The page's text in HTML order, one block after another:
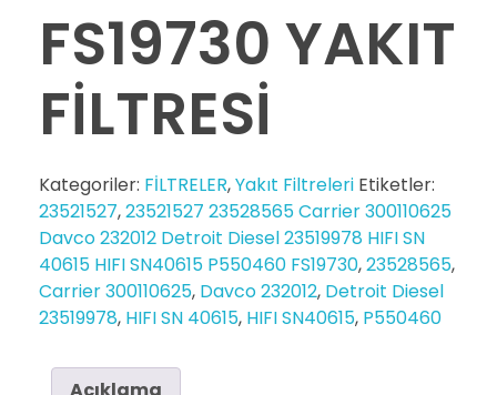
FS19730 YAKIT
FİLTRESİ
Kategoriler: FİLTRELER,Yakıt Filtreleri Etiketler:
23521527,23521527 23528565 Carrier 300110625
Davco 232012 Detroit Diesel 23519978 HIFI SN
40615 HIFI SN40615 P550460 FS19730,23528565,
Carrier 300110625, Davco 232012, Detroit Diesel
23519978, HIFI SN 40615, HIFI SN40615, P550460